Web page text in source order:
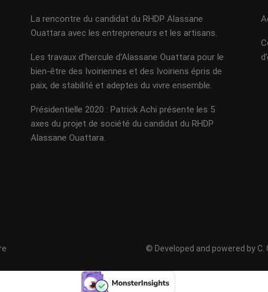
La rencontre du candidat du RHDP Alassane
Ouattara avec les entrepreneurs et les artisans.
Les travaux d’hercule d’Alassane Ouattara pour le
bien-être des Ivoiriennes et des Ivoiriens épris de
paix, de stabilité et adeptes du vivre ensemble.
Présidentielle 2020 : Patrick Achi présente les 5
axes du projet de société du candidat du RHDP
Alassane Ouattara.
© Developed and powered by C.